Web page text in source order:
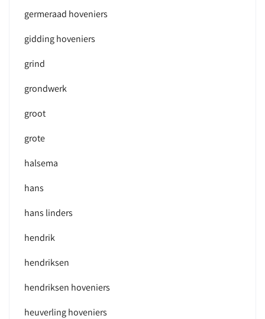
germeraad hoveniers
gidding hoveniers
grind
grondwerk
groot
grote
halsema
hans
hans linders
hendrik
hendriksen
hendriksen hoveniers
heuverling hoveniers